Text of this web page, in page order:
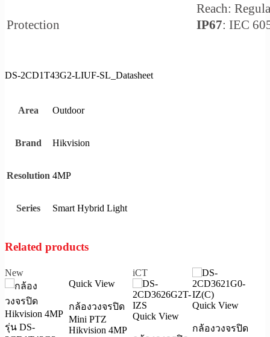
Reach:
Protection
IP67: IEC
DS-2CD1T43G2-LIUF-SL_Datasheet
Area Outdoor
Brand Hikvision
Resolution 4MP
Series Smart Hybrid Light
Related products
New
Quick View
กล้องวงจรปิด
Mini PTZ
Hikvision 4MP
iCT
Quick View
Quick View
กล้องวงจรปิด